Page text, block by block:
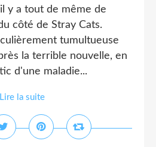
y a tout de même de
côté de Stray Cats.
tumultueuse
la terrible nouvelle, en
d'une maladie...
Lire la suite